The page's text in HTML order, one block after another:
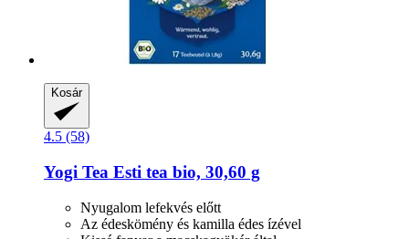
Kosár
4.5 (58)
Yogi Tea Esti tea bio, 30,60 g
Nyugalom lefekvés előtt
Az édeskömény és kamilla édes ízével